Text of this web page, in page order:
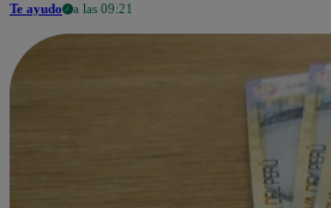
Te ayudo a las 09:21